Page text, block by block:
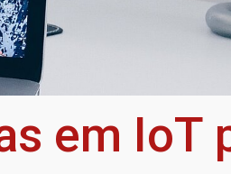
em IoT